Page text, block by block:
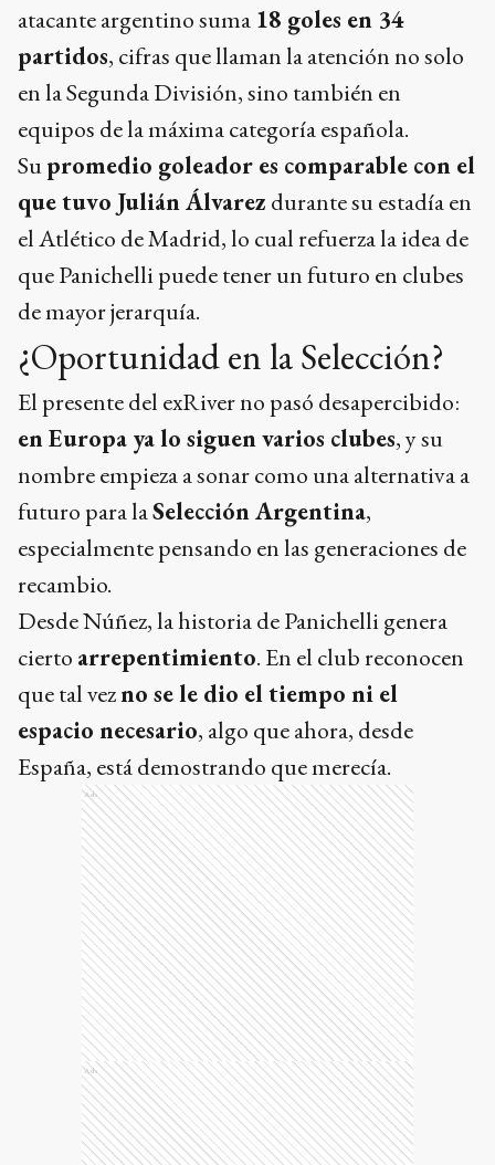
atacante argentino suma 18 goles en 34
partidos, cifras que llaman la atención no solo
en la Segunda División, sino también en
equipos de la máxima categoría española.
Supromedio goleador es comparable con el
que tuvo Julián Álvarez durante su estadía en
el Atlético de Madrid, lo cual refuerza la idea de
que Panichelli puede tener un futuro en clubes
de mayor jerarquía.
¿Oportunidad en la Selección?
El presente del exRiver no pasó desapercibido:
en Europa ya lo siguen varios clubes, y su
nombre empieza a sonar como una alternativa a
futuro para laSelección Argentina,
especialmente pensando en las generaciones de
recambio.
Desde Núñez, la historia de Panichelli genera
cierto arrepentimiento. En el club reconocen
que tal vezno se le dio el tiempo ni el
espacio necesario, algo que ahora, desde
España, está demostrando que merecía.
Ads
Ads